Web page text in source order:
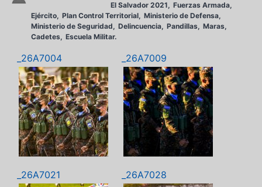
El Salvador 2021
Fuerzas Armada
Ejército Plan Control Territorial Ministerio de Defensa
Ministerio de Seguridad
Delincuencia Pandillas Maras
Cadetes Escuela Militar.
_26A7004 _26A7009
_26A7021 _26A7028